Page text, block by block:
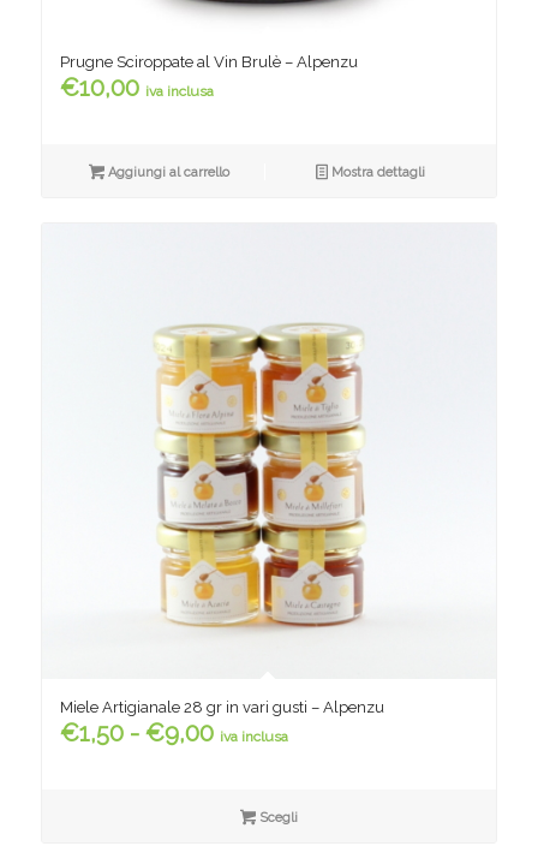
Prugne Sciroppate al Vin Brulè – Alpenzu
€10,00 iva inclusa
Aggiungi al carrello Mostra dettagli
Miele Artigianale 28 gr in vari gusti – Alpenzu
€1,50 - €9,00Fascia
iva inclusa
Scegli